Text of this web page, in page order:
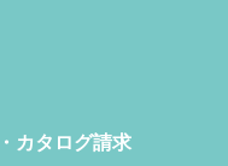
カタログ請求